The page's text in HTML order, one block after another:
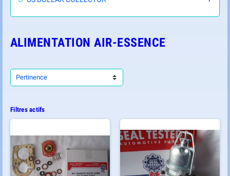
ALIMENTATION AIR-ESSENCE
Pertinence
Filtres actifs